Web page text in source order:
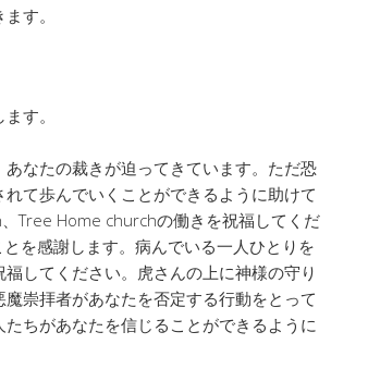
す。
す。
なたの裁きが迫ってきています。ただ恐
て歩んでいくことができるように助けて
Tree Home churchの働きを祝福してくだ
を感謝します。病んでいる一人ひとりを
してください。虎さんの上に神様の守り
崇拝者があなたを否定する行動をとって
ちがあなたを信じることができるように